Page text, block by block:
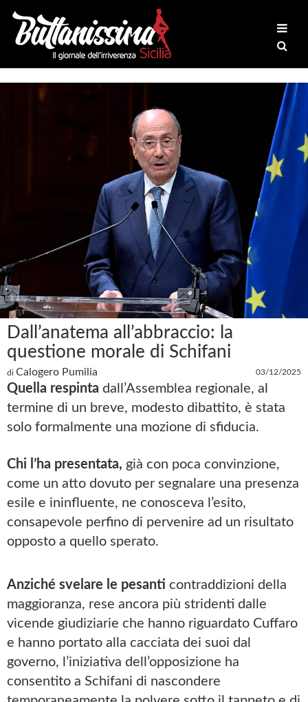
Dall’anatema all’abbraccio: la
questione morale di Schifani
di Calogero Pumilia 03/12/2025
Quella respinta dall’Assemblea regionale, al
termine di un breve, modesto dibattito, è stata
solo formalmente una mozione di sfiducia.
Chi l’ha presentata, già con poca convinzione,
come un atto dovuto per segnalare una presenza
esile e ininfluente, ne conosceva l’esito,
consapevole perfino di pervenire ad un risultato
opposto a quello sperato.
Anziché svelare le pesanti contraddizioni della
maggioranza, rese ancora più stridenti dalle
vicende giudiziarie che hanno riguardato Cuffaro
e hanno portato alla cacciata dei suoi dal
governo, l’iniziativa dell’opposizione ha
consentito a Schifani di nascondere